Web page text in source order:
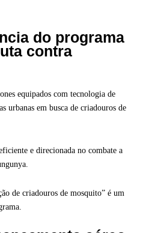
do programa
contra
equipados com tecnologia de
urbanas em busca de criadouros de
e direcionada no combate a
de criadouros de mosquito” é um